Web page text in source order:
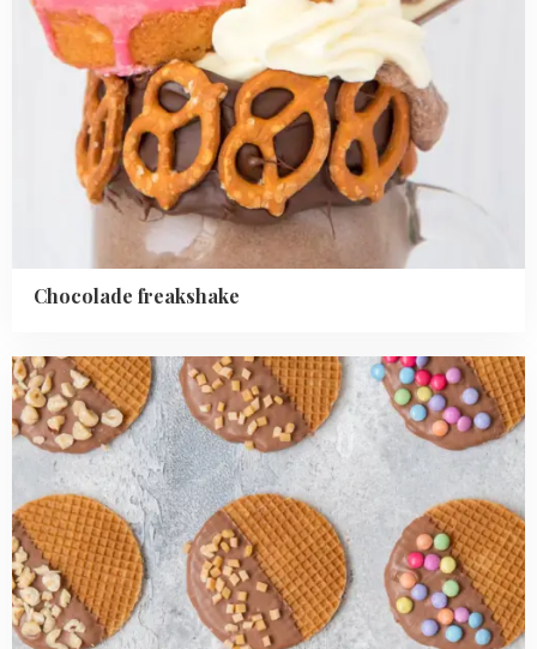
Chocolade freakshake
Read
more
about
Versierde
chocolade
stroopwafels